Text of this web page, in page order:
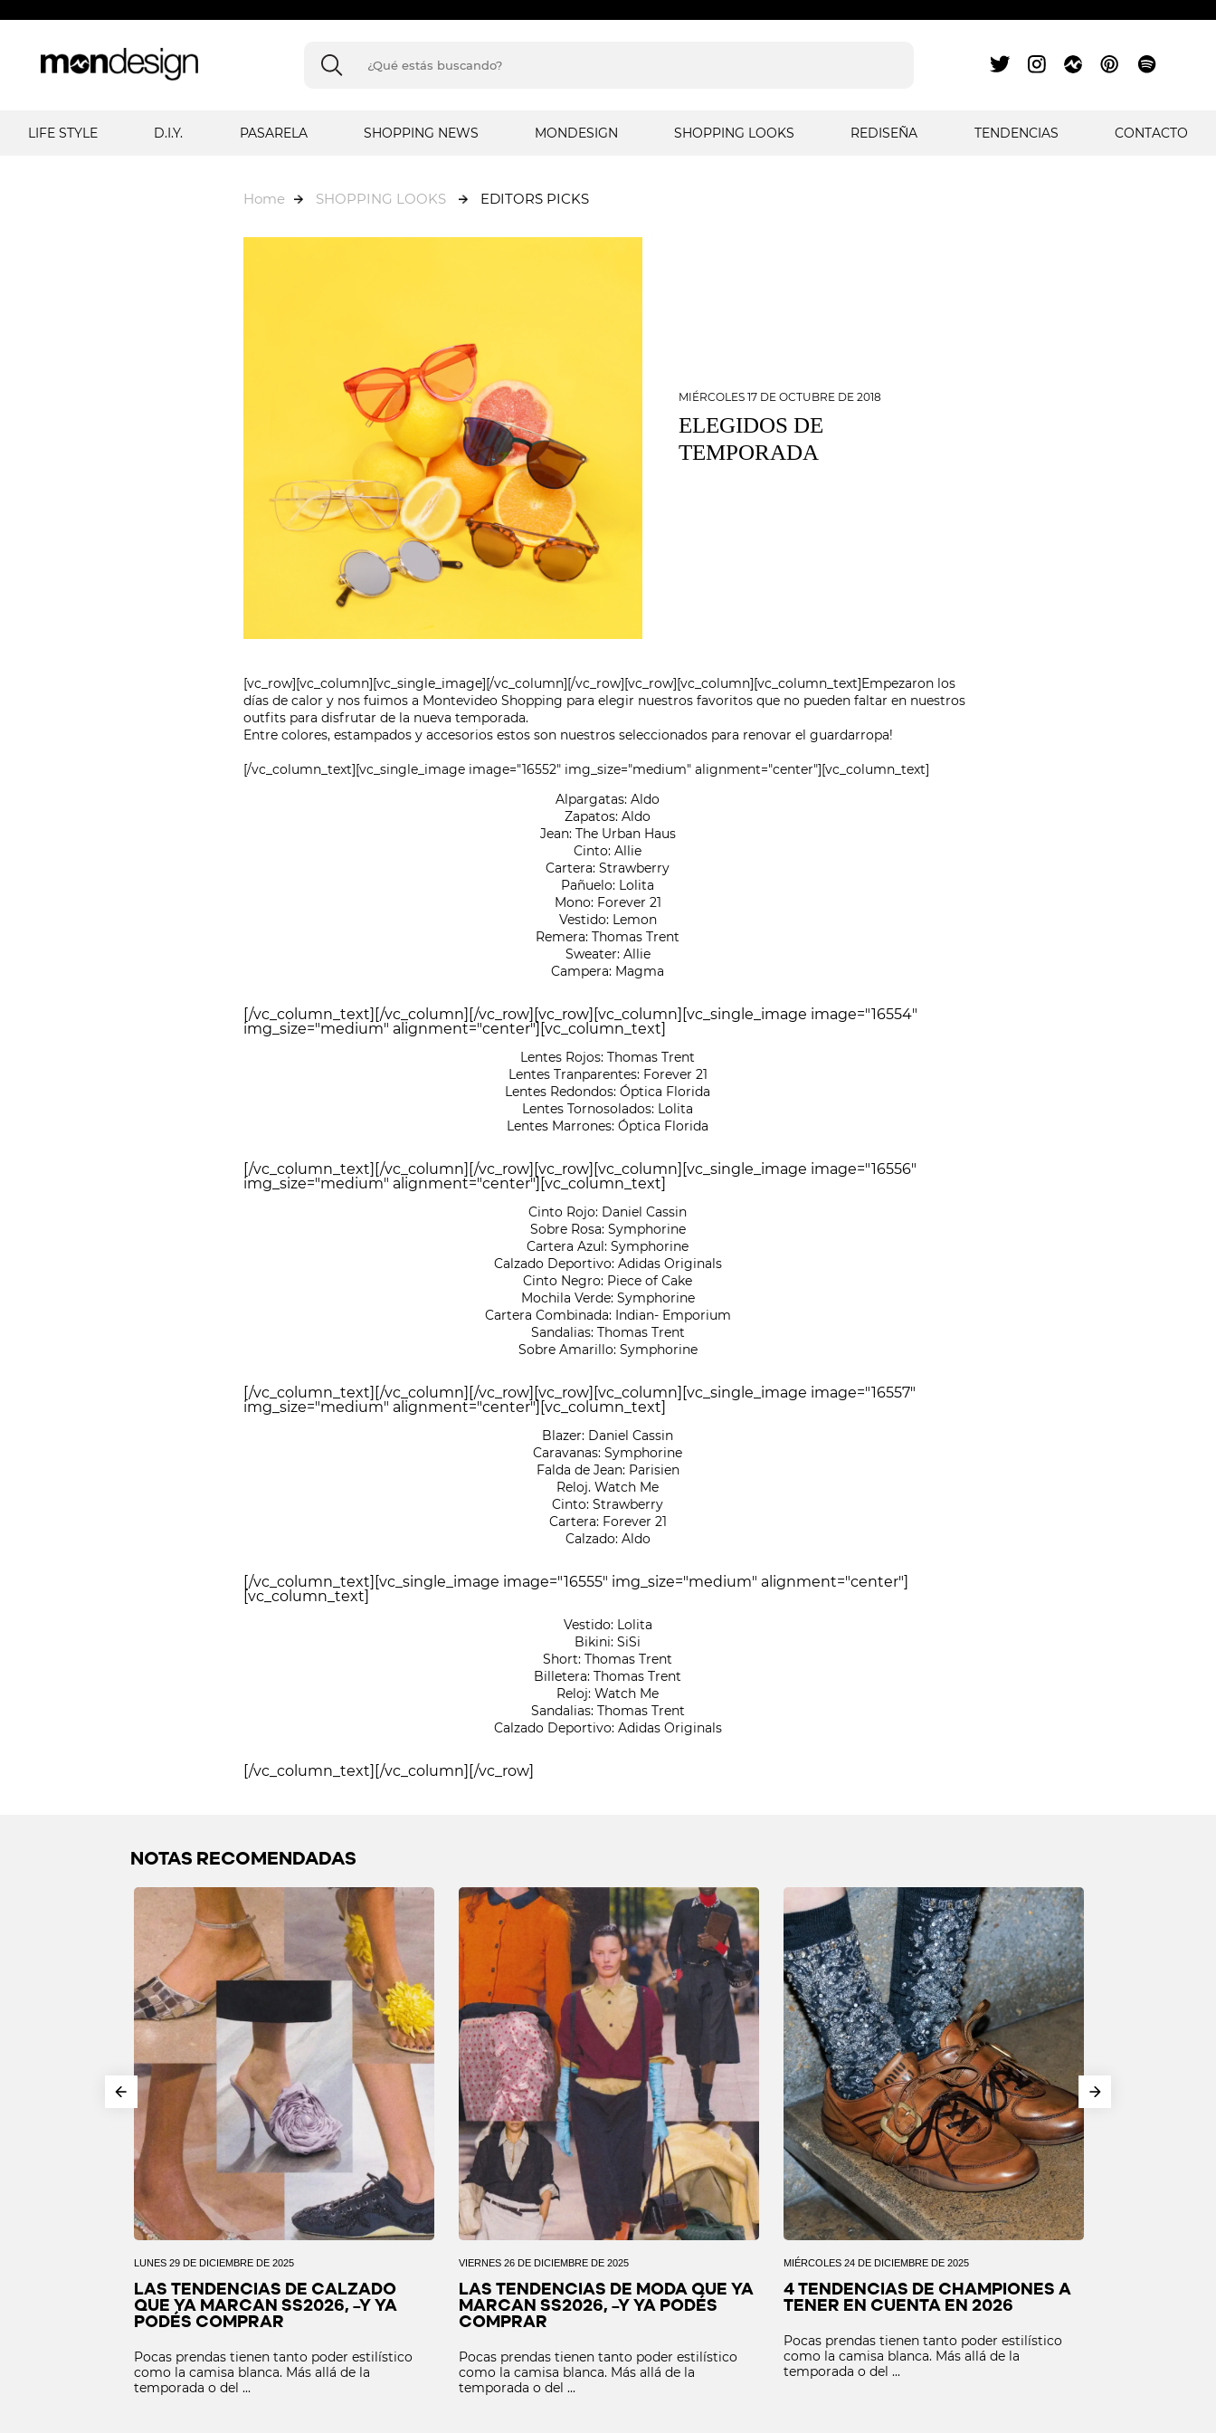
LIFE STYLE D.I.Y. PASARELA SHOPPING NEWS MONDESIGN SHOPPING LOOKS REDISEÑA TENDENCIAS CONTACTO
Home SHOPPING LOOKS EDITOR´S PICKS
MIÉRCOLES 17 DE OCTUBRE DE 2018
ELEGIDOS DE
TEMPORADA
[vc_row][vc_column][vc_single_image][/vc_column][/vc_row][vc_row][vc_column][vc_column_text]Empezaron los
días de calor y nos fuimos a Montevideo Shopping para elegir nuestros favoritos que no pueden faltar en nuestros
outfits para disfrutar de la nueva temporada.
Entre colores, estampados y accesorios estos son nuestros seleccionados para renovar el guardarropa!
[/vc_column_text][vc_single_image image="16552" img_size="medium" alignment="center"][vc_column_text]
Alpargatas: Aldo
Zapatos: Aldo
Jean: The Urban Haus
Cinto: Allie
Cartera: Strawberry
Pañuelo: Lolita
Mono: Forever 21
Vestido: Lemon
Remera: Thomas Trent
Sweater: Allie
Campera: Magma
[/vc_column_text][/vc_column][/vc_row][vc_row][vc_column][vc_single_image image="16554"
img_size="medium" alignment="center"][vc_column_text]
Lentes Rojos: Thomas Trent
Lentes Tranparentes: Forever 21
Lentes Redondos: Óptica Florida
Lentes Tornosolados: Lolita
Lentes Marrones: Óptica Florida
[/vc_column_text][/vc_column][/vc_row][vc_row][vc_column][vc_single_image image="16556"
img_size="medium" alignment="center"][vc_column_text]
Cinto Rojo: Daniel Cassin
Sobre Rosa: Symphorine
Cartera Azul: Symphorine
Calzado Deportivo: Adidas Originals
Cinto Negro: Piece of Cake
Mochila Verde: Symphorine
Cartera Combinada: Indian- Emporium
Sandalias: Thomas Trent
Sobre Amarillo: Symphorine
[/vc_column_text][/vc_column][/vc_row][vc_row][vc_column][vc_single_image image="16557"
img_size="medium" alignment="center"][vc_column_text]
Blazer: Daniel Cassin
Caravanas: Symphorine
Falda de Jean: Parisien
Reloj. Watch Me
Cinto: Strawberry
Cartera: Forever 21
Calzado: Aldo
[/vc_column_text][vc_single_image image="16555" img_size="medium" alignment="center"]
[vc_column_text]
Vestido: Lolita
Bikini: SiSi
Short: Thomas Trent
Billetera: Thomas Trent
Reloj: Watch Me
Sandalias: Thomas Trent
Calzado Deportivo: Adidas Originals
[/vc_column_text][/vc_column][/vc_row]
NOTAS RECOMENDADAS
LUNES 29 DE DICIEMBRE DE 2025
LAS TENDENCIAS DE CALZADO
QUE YA MARCAN SS2026, –Y YA
PODÉS COMPRAR
Pocas prendas tienen tanto poder estilístico
como la camisa blanca. Más allá de la
temporada o del ...
VIERNES 26 DE DICIEMBRE DE 2025
LAS TENDENCIAS DE MODA QUE YA
MARCAN SS2026, –Y YA PODÉS
COMPRAR
Pocas prendas tienen tanto poder estilístico
como la camisa blanca. Más allá de la
temporada o del ...
MIÉRCOLES 24 DE DICIEMBRE DE 2025
4 TENDENCIAS DE CHAMPIONES A
TENER EN CUENTA EN 2026
Pocas prendas tienen tanto poder estilístico
como la camisa blanca. Más allá de la
temporada o del ...